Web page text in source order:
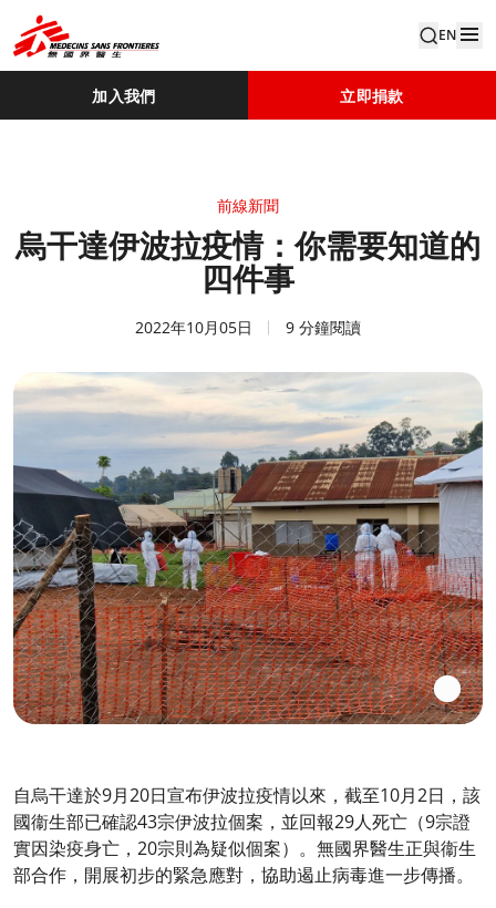
EN
加入我們 立即捐款
前線新聞
烏干達伊波拉疫情：你需要知道的
四件事
2022年10月05日 9 分鐘閱讀
自烏干達於9月20日宣布伊波拉疫情以來，截至10月2日，該
國衞生部已確認43宗伊波拉個案，並回報29人死亡（9宗證
實因染疫身亡，20宗則為疑似個案）。無國界醫生正與衞生
部合作，開展初步的緊急應對，協助遏止病毒進一步傳播。